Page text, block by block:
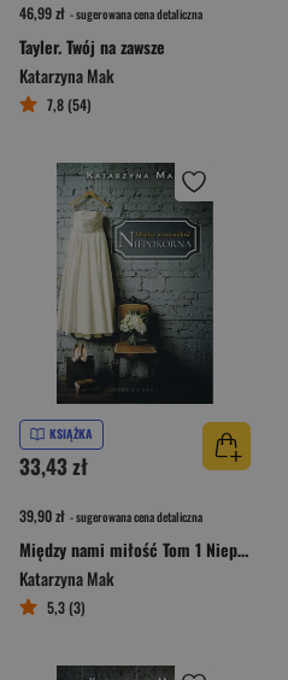
46,99 zł - sugerowana cena detaliczna
Tayler. Twój na zawsze
Katarzyna Mak
7,8 (54)
KSIĄŻKA
33,43 zł
39,90 zł - sugerowana cena detaliczna
Między nami miłość Tom 1 Niepokorna
Katarzyna Mak
5,3 (3)